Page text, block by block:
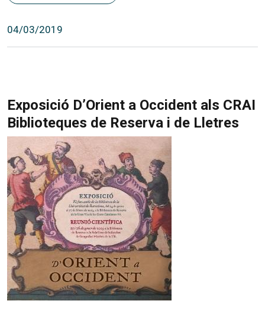
04/03/2019
Exposició D’Orient a Occident als CRAI
Biblioteques de Reserva i de Lletres